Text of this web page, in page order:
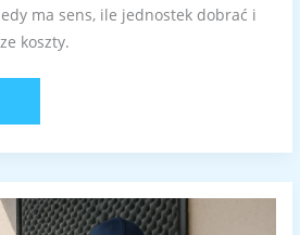
ma sens, ile jednostek dobrać i
koszty.